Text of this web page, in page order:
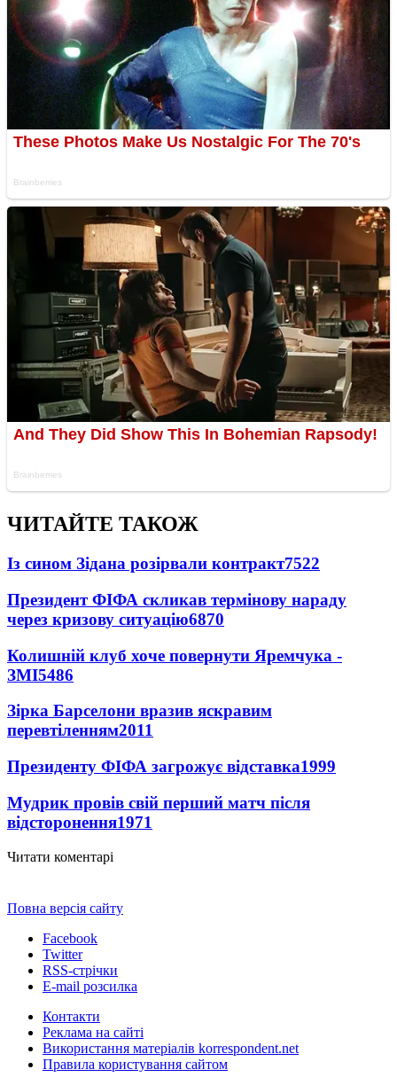
ЧИТАЙТЕ ТАКОЖ
Із сином Зідана розірвали контракт7522
Президент ФІФА скликав термінову нараду
через кризову ситуацію6870
Колишній клуб хоче повернути Яремчука -
ЗМІ5486
Зірка Барселони вразив яскравим
перевтіленням2011
Президенту ФІФА загрожує відставка1999
Мудрик провів свій перший матч після
відсторонення1971
Читати коментарі
Повна версія сайту
Facebook
Twitter
RSS-стрічки
E-mail розсилка
Контакти
Реклама на сайті
Використання матеріалів korrespondent.net
Правила користування сайтом